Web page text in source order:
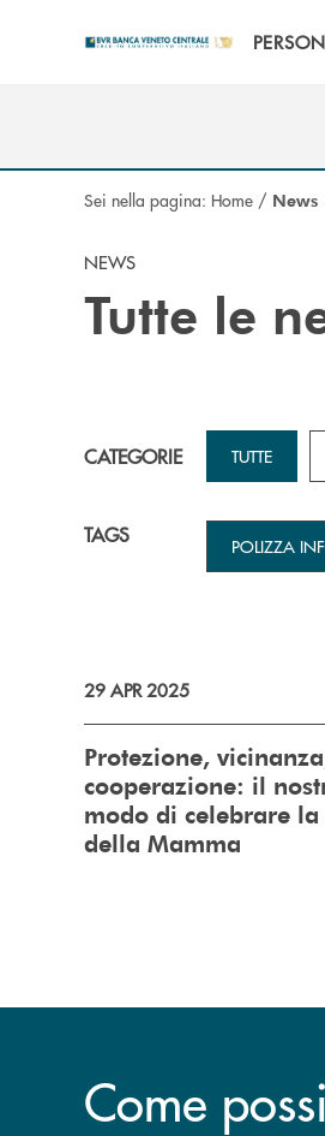
Sei nella pagina: Home / News
NEWS
Tutte le
CATEGORIE TUTTE
TAGS POLIZZA
29 APR 2025
Protezione,
cooperazione: il
modo di celebrare la
della Mamma
Come